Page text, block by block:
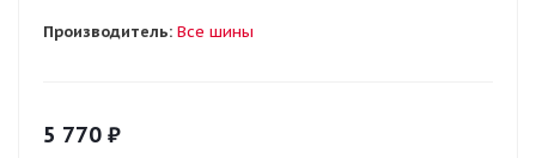
Производитель: Все шины
5 770 ₽